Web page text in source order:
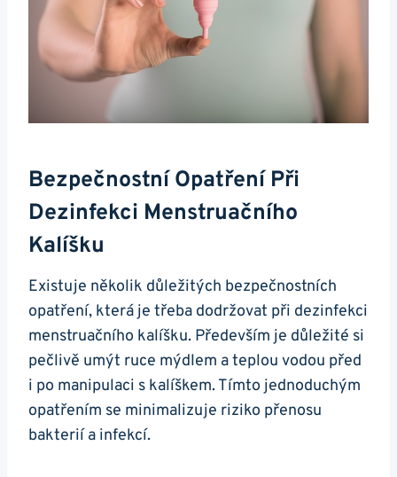
Bezpečnostní Opatření Při
Dezinfekci Menstruačního
Kalíšku
Existuje několik důležitých bezpečnostních
opatření, která je třeba dodržovat při dezinfekci
menstruačního kalíšku. Především je důležité si
pečlivě umýt ruce mýdlem a teplou vodou před
i po manipulaci s kalíškem. Tímto jednoduchým
opatřením se minimalizuje riziko přenosu
bakterií a infekcí.